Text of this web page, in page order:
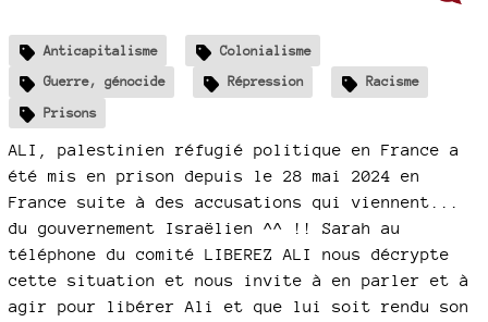
Anticapitalisme
Colonialisme
Guerre, génocide
Répression
Racisme
Prisons
ALI, palestinien réfugié politique en France a
été mis en prison depuis le 28 mai 2024 en
France suite à des accusations qui viennent...
du gouvernement Israëlien ^^ !! Sarah au
téléphone du comité LIBEREZ ALI nous décrypte
cette situation et nous invite à en parler et à
agir pour libérer Ali et que lui soit rendu son